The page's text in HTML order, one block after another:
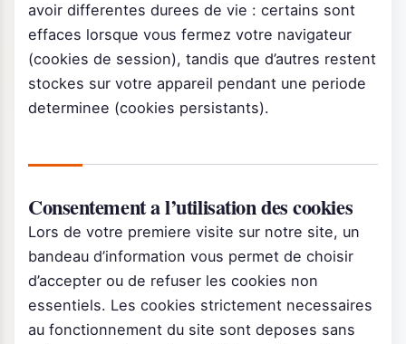
avoir differentes durees de vie : certains sont
effaces lorsque vous fermez votre navigateur
(cookies de session), tandis que d’autres restent
stockes sur votre appareil pendant une periode
determinee (cookies persistants).
Consentement a l’utilisation des cookies
Lors de votre premiere visite sur notre site, un
bandeau d’information vous permet de choisir
d’accepter ou de refuser les cookies non
essentiels. Les cookies strictement necessaires
au fonctionnement du site sont deposes sans